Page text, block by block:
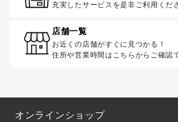
充実したサービスを是非ご利用くだ
店舗一覧
お近くの店舗がすぐに見つかる！
住所や営業時間はこちらからご確認
オンラインショップ